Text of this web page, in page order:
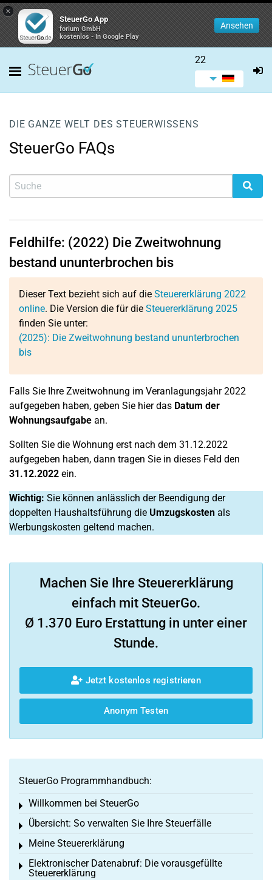
×
SteuerGo App
forium GmbH
kostenlos - In Google Play
Ansehen
22
DIE GANZE WELT DES STEUERWISSENS
SteuerGo FAQs
Feldhilfe: (2022) Die Zweitwohnung
bestand ununterbrochen bis
Dieser Text bezieht sich auf die Steuererklärung 2022
online. Die Version die für die Steuererklärung 2025
finden Sie unter:
(2025): Die Zweitwohnung bestand ununterbrochen
bis
Falls Sie Ihre Zweitwohnung im Veranlagungsjahr 2022
aufgegeben haben, geben Sie hier das Datum der
Wohnungsaufgabe an.
Sollten Sie die Wohnung erst nach dem 31.12.2022
aufgegeben haben, dann tragen Sie in dieses Feld den
31.12.2022 ein.
Wichtig: Sie können anlässlich der Beendigung der
doppelten Haushaltsführung die Umzugskosten als
Werbungskosten geltend machen.
Machen Sie Ihre Steuererklärung
einfach mit SteuerGo.
Ø 1.370 Euro Erstattung in unter einer
Stunde.
Jetzt kostenlos registrieren
Anonym Testen
SteuerGo Programmhandbuch:
Willkommen bei SteuerGo
Toggle menu
Übersicht: So verwalten Sie Ihre Steuerfälle
Toggle menu
Meine Steuererklärung
Toggle menu
Elektronischer Datenabruf: Die vorausgefüllte
Steuererklärung
Toggle menu